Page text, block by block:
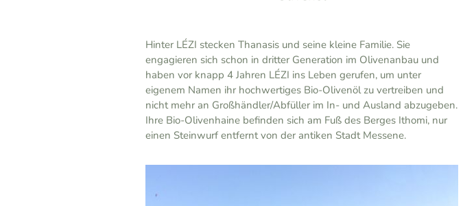
Hinter LÉZI stecken Thanasis und seine kleine Familie. Sie
engagieren sich schon in dritter Generation im Olivenanbau und
haben vor knapp 4 Jahren LÉZI ins Leben gerufen, um unter
eigenem Namen ihr hochwertiges Bio-Olivenöl zu vertreiben und
nicht mehr an Großhändler/Abfüller im In- und Ausland abzugeben.
Ihre Bio-Olivenhaine befinden sich am Fuß des Berges Ithomi, nur
einen Steinwurf entfernt von der antiken Stadt Messene.